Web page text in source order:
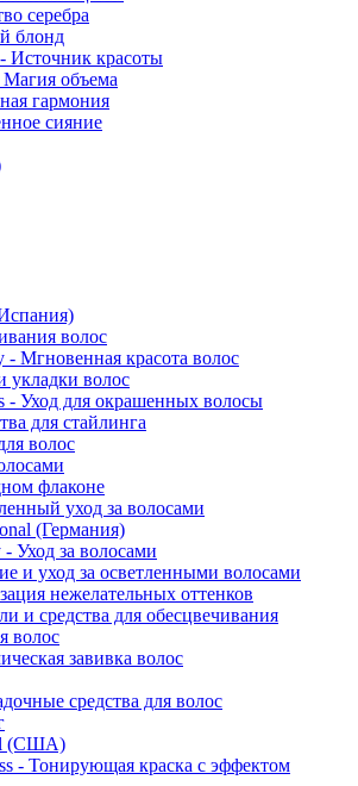
серебра
блонд
Источник красоты
объема
гармония
сияние
волос
- Мгновенная красота волос
укладки волос
- Уход для окрашенных волосы
для стайлинга
волос
флаконе
уход за волосами
(Германия)
Уход за волосами
и уход за осветленными волосами
нежелательных оттенков
и средства для обесцвечивания
волос
завивка волос
средства для волос
(США)
- Тонирующая краска с эффектом